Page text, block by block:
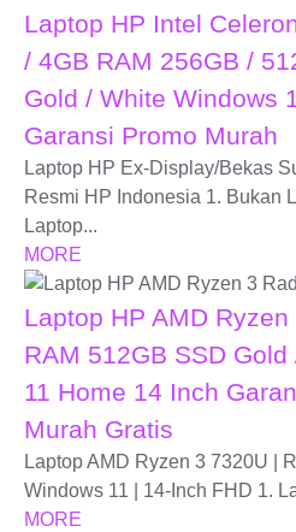
Laptop HP Intel
/ 4GB RAM 256GB /
Gold / White Windows
Garansi Promo Murah
Laptop HP Ex-Display/Bekas
Resmi HP Indonesia 1. Bukan
Laptop...
MORE
Laptop HP AMD
RAM 512GB SSD
11 Home 14 Inch
Murah Gratis
Laptop AMD Ryzen 3 7320U |
Windows 11 | 14-Inch FHD 1.
MORE